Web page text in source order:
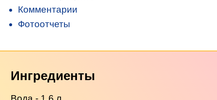
Комментарии
Фотоотчеты
Ингредиенты